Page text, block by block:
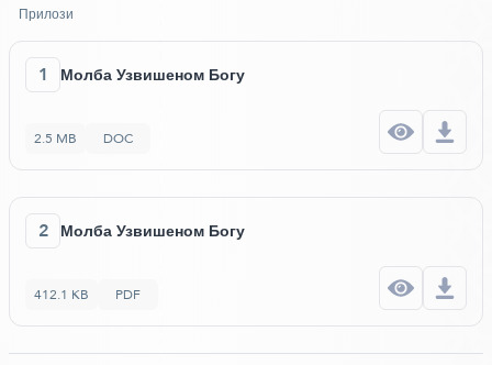
Прилози
1 Молба Узвишеном Богу
2.5 MB DOC
2 Молба Узвишеном Богу
412.1 KB PDF